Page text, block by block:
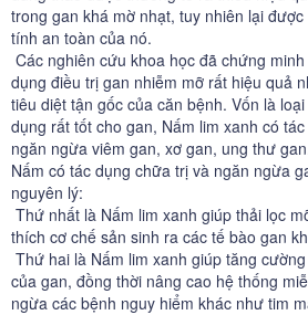
trong gan khá mờ nhạt, tuy nhiên lại
tính an toàn của nó.
Các nghiên cứu khoa học đã chứng
dụng điều trị gan nhiễm mỡ rất hiệu quả
tiêu diệt tận gốc của căn bệnh. Vốn là
dụng rất tốt cho gan, Nấm lim xanh có
ngăn ngừa viêm gan, xơ gan, ung thư gan
Nấm có tác dụng chữa trị và ngăn ngừa
nguyên lý:
Thứ nhất là Nấm lim xanh giúp thải lọc
thích cơ chế sản sinh ra các tế bào gan
Thứ hai là Nấm lim xanh giúp tăng
của gan, đồng thời nâng cao hệ thống
ngừa các bệnh nguy hiểm khác như tim